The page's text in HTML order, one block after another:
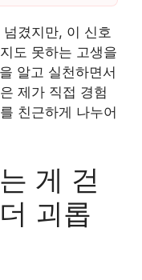
겼지만, 이 신호
도 못하는 고생을
을 알고 실천하면서
제가 직접 경험
친근하게 나누어
게 걷
괴롭